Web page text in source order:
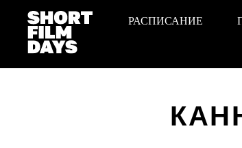
РАСПИСАНИЕ